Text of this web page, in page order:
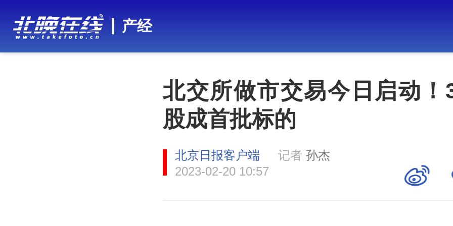
产经
北交所做市交易今日启动！
股成首批标的
北京日报客户端 记者 孙杰
2023-02-20 10:57